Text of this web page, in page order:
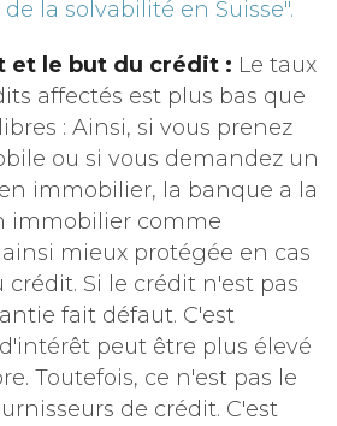
la solvabilité en Suisse".
et le but du crédit : Le taux
affectés est plus bas que
: Ainsi, si vous prenez
ou si vous demandez un
immobilier, la banque a la
immobilier comme
mieux protégée en cas
Si le crédit n'est pas
fait défaut. C'est
peut être plus élevé
Toutefois, ce n'est pas le
de crédit. C'est